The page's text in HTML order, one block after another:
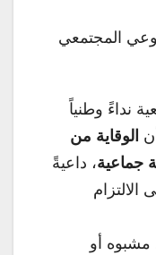
المجتمعي
نداءً وطنياً
الوقاية من
جماعية، داعيةً
الالتزام
مشبوه أو